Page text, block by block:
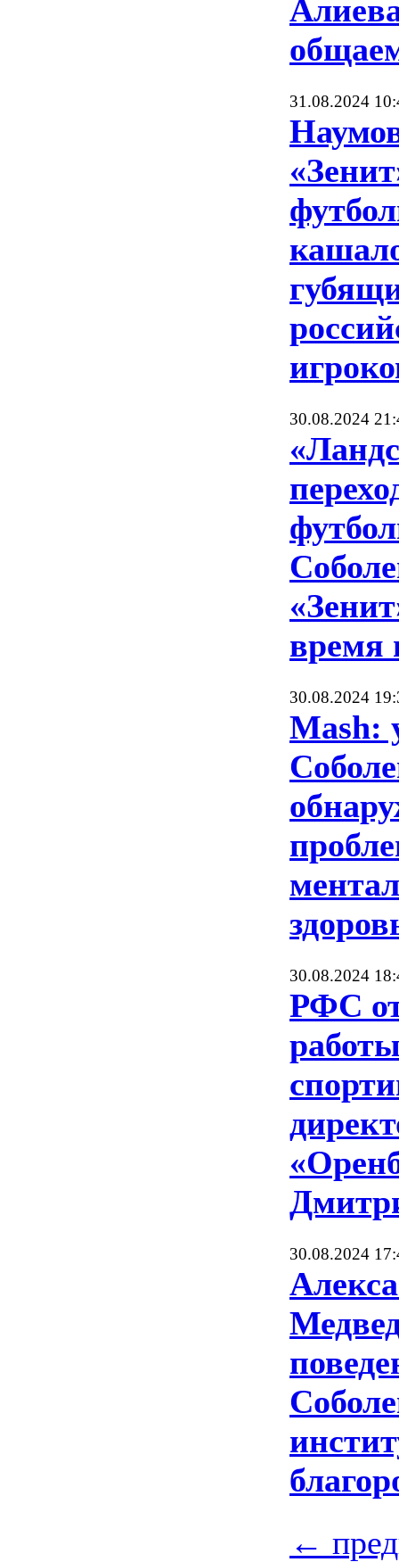
31.08.2024
30.08.2024
время
30.08.2024
Mash:
30.08.2024
РФС
30.08.2024
←